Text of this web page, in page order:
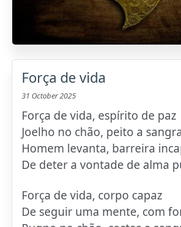
Força de vida
31 October 2025
Força de vida, espírito de paz
Joelho no chão, peito a
Homem levanta, barreira
De deter a vontade de alma
Força de vida, corpo capaz
De seguir uma mente, com